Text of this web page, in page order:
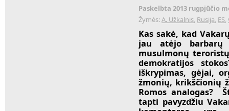
Paskelbta 2013 rugpjūčio
Žymės:A. Užkalnis, Rusija, ES,
Kas sakė, kad
jau atėjo
musulmonų
demokratijos
iškrypimas, gėjai,
žmonių, krikščionių
Romos analogas?
tapti pavyzdžiu